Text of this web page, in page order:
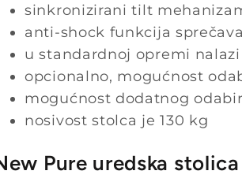
sinkronizirani tilt
anti-shock funkcija
u standardnoj opremi
opcionalno, mogućnost
mogućnost dodatnog
nosivost stolca je 130 kg
Pure uredska